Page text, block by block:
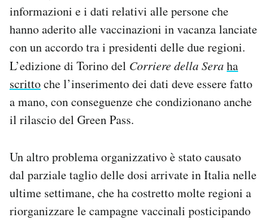
informazioni e i dati relativi alle persone che
hanno aderito alle vaccinazioni in vacanza lanciate
con un accordo tra i presidenti delle due regioni.
L’edizione di Torino del Corriere della Seraha
scrittoche l’inserimento dei dati deve essere fatto
a mano, con conseguenze che condizionano anche
il rilascio del Green Pass.
Un altro problema organizzativo è stato causato
dal parziale taglio delle dosi arrivate in Italia nelle
ultime settimane, che ha costretto molte regioni a
riorganizzare le campagne vaccinali posticipando